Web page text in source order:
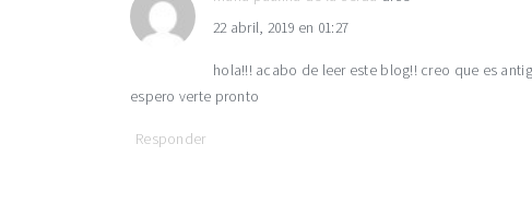
lectores22 abril, 2019 en 01:27
hola!!! acabo de leer este blog!! creo que es
espero verte pronto
Responder